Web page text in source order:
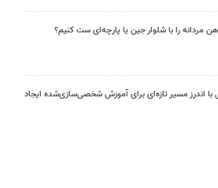
مردانه را با شلوار جین یا پارچه‌ای ست کنیم؟
با اندرز مسیر تازه‌ای برای آموزش شخصی‌سازی‌شده ایجاد